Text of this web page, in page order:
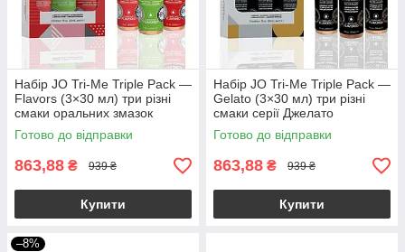
Набір JO Tri-Me Triple Pack —
Flavors (3×30 мл) три різні
смаки оральних змазок
Готово до відправки
863,88 ₴ 939 ₴
Купити
Набір JO Tri-Me Triple Pack —
Gelato (3×30 мл) три різні
смаки серії Джелато
Готово до відправки
863,88 ₴ 939 ₴
Купити
–8%